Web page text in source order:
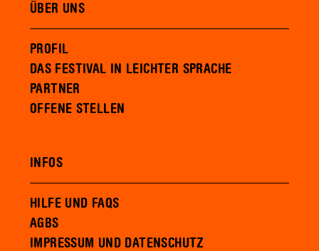
ÜBER UNS
PROFIL
DAS FESTIVAL IN LEICHTER SPRACHE
PARTNER
OFFENE STELLEN
INFOS
HILFE UND FAQS
AGBS
IMPRESSUM UND DATENSCHUTZ